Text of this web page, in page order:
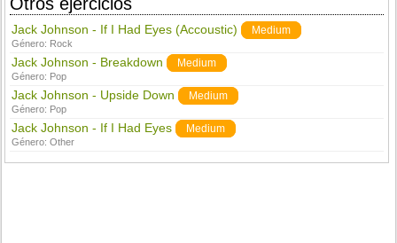
Jack Johnson - If I Had Eyes (Accoustic) Medium
Género: Rock
Jack Johnson - Breakdown Medium
Género: Pop
Jack Johnson - Upside Down Medium
Género: Pop
Jack Johnson - If I Had Eyes Medium
Género:Other